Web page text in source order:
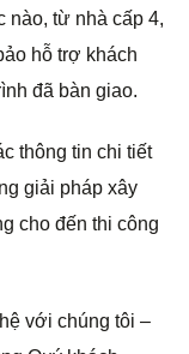
nào, từ nhà cấp 4,
hỗ trợ khách
đã bàn giao.
thông tin chi tiết
giải pháp xây
cho đến thi công
với chúng tôi –